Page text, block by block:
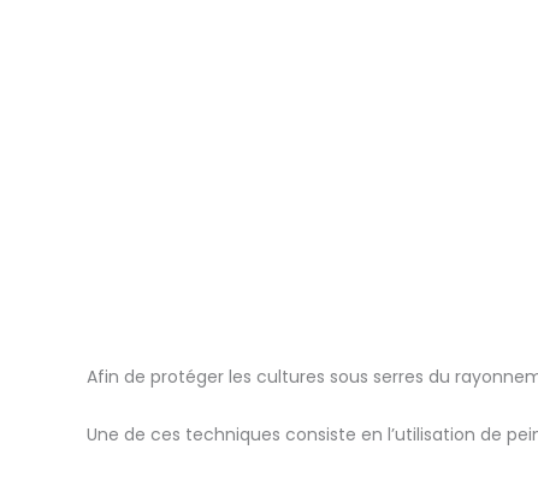
Afin de protéger les cultures sous serres du
Une de ces techniques consiste en l’utilisation de